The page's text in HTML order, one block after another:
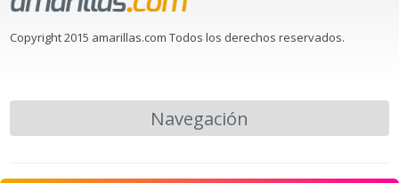
Copyright 2015 amarillas.com Todos los derechos reservados.
Navegación